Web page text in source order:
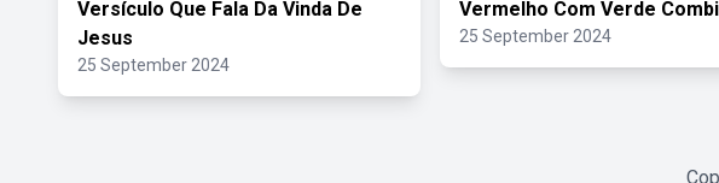
Versículo Que Fala Da Vinda De
Jesus
25 September 2024
Vermelho Com Verde
25 September 2024